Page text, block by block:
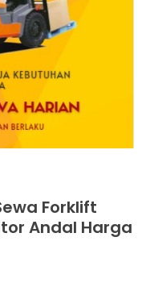
Forklift
Andal Harga